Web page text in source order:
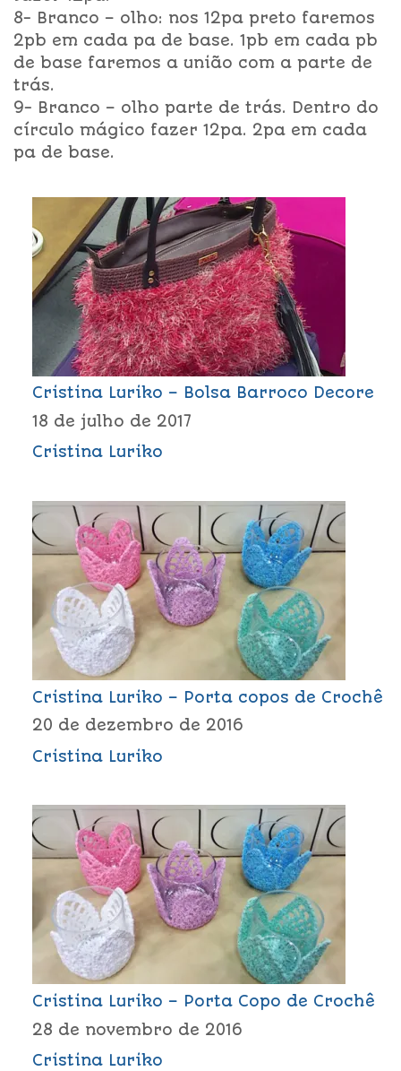
8- Branco – olho: nos 12pa preto faremos
2pb em cada pa de base. 1pb em cada pb
de base faremos a união com a parte de
trás.
9- Branco – olho parte de trás. Dentro do
círculo mágico fazer 12pa. 2pa em cada
pa de base.
Cristina Luriko – Bolsa Barroco Decore
18 de julho de 2017
Cristina Luriko
Cristina Luriko – Porta copos de Crochê
20 de dezembro de 2016
Cristina Luriko
Cristina Luriko – Porta Copo de Crochê
28 de novembro de 2016
Cristina Luriko